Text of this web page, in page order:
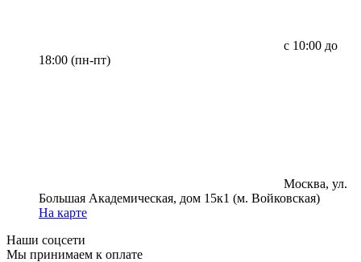
с 10:00 до
18:00 (пн-пт)
Москва, ул.
Большая Академическая, дом 15к1 (м. Войковская)
На карте
Наши соцсети
Мы принимаем к оплате